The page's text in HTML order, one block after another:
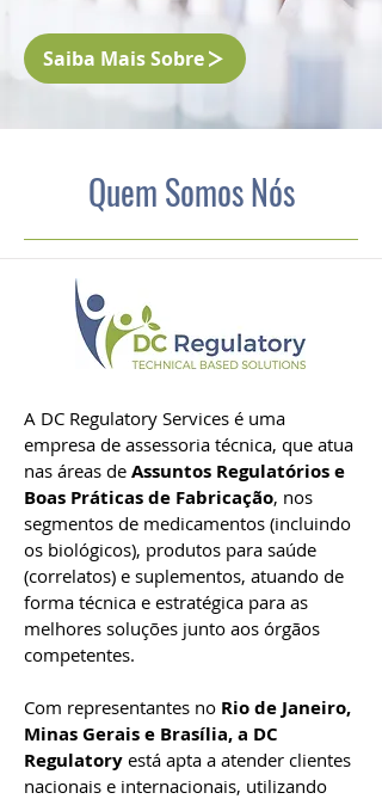
Saiba Mais Sobre
Quem Somos Nós
A DC Regulatory Services é uma
empresa de assessoria técnica, que atua
nas áreas de Assuntos Regulatórios e
Boas Práticas de Fabricação, nos
segmentos de medicamentos (incluindo
os biológicos), produtos para saúde
(correlatos) e suplementos, atuando de
forma técnica e estratégica para as
melhores soluções junto aos órgãos
competentes.
Com representantes no Rio de Janeiro,
Minas Gerais e Brasília, a DC
Regulatory está apta a atender clientes
nacionais e internacionais, utilizando